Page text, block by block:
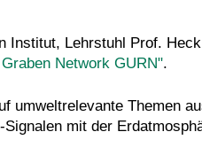
Institut, Lehrstuhl Prof.
Network GURN".
umweltrelevante Themen
mit der